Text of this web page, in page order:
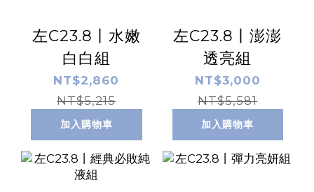
左C23.8丨水嫩
白白組
NT$2,860
NT$5,215
加入購物車
左C23.8丨澎澎
透亮組
NT$3,000
NT$5,581
加入購物車